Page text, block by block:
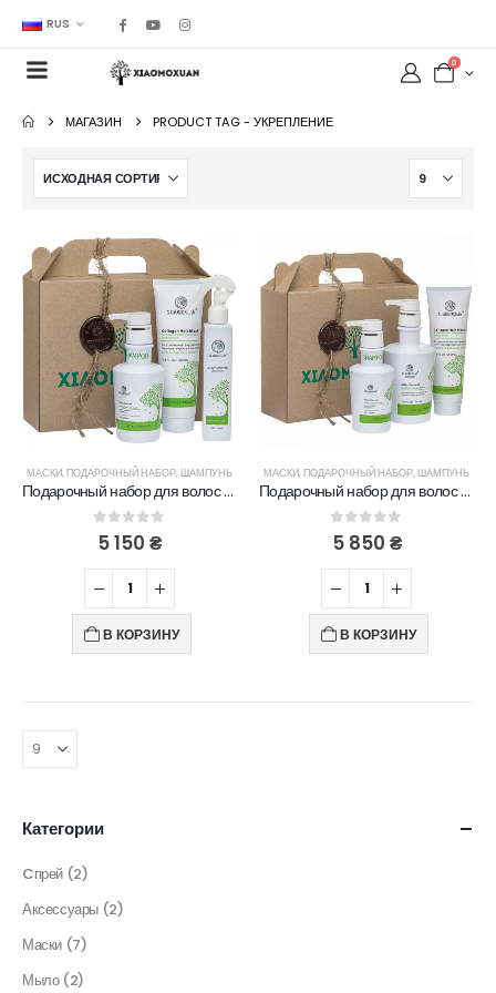
RUS
0
МАГАЗИН PRODUCT TAG -УКРЕПЛЕНИЕ
МАСКИ, ПОДАРОЧНЫЙ НАБОР, ШАМПУНЬ
Подарочный набор для волос Xiaomoxuan №3
0out of 5
5 150 ₴
В КОРЗИНУ
МАСКИ, ПОДАРОЧНЫЙ НАБОР, ШАМПУНЬ
Подарочный набор для волос Тройка
0out of 5
5 850 ₴
В КОРЗИНУ
Категории
Cпрей (2)
Аксессуары (2)
Маски (7)
Мыло (2)